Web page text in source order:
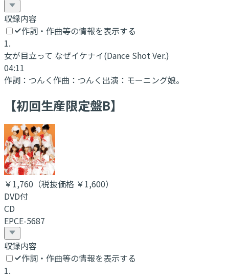
収録内容
作詞・作曲等の情報を表示する
1.
女が目立って なぜイケナイ(Dance Shot Ver.)
04:11
作詞： つんく 作曲： つんく 出演： モーニング娘。
【初回生産限定盤B】
￥1,760 （税抜価格 ￥1,600）
DVD付
CD
EPCE-5687
収録内容
作詞・作曲等の情報を表示する
1.